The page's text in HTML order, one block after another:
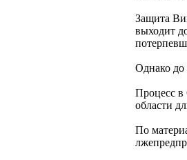
Защита
выходит
Однако до
Процесс в
области
По